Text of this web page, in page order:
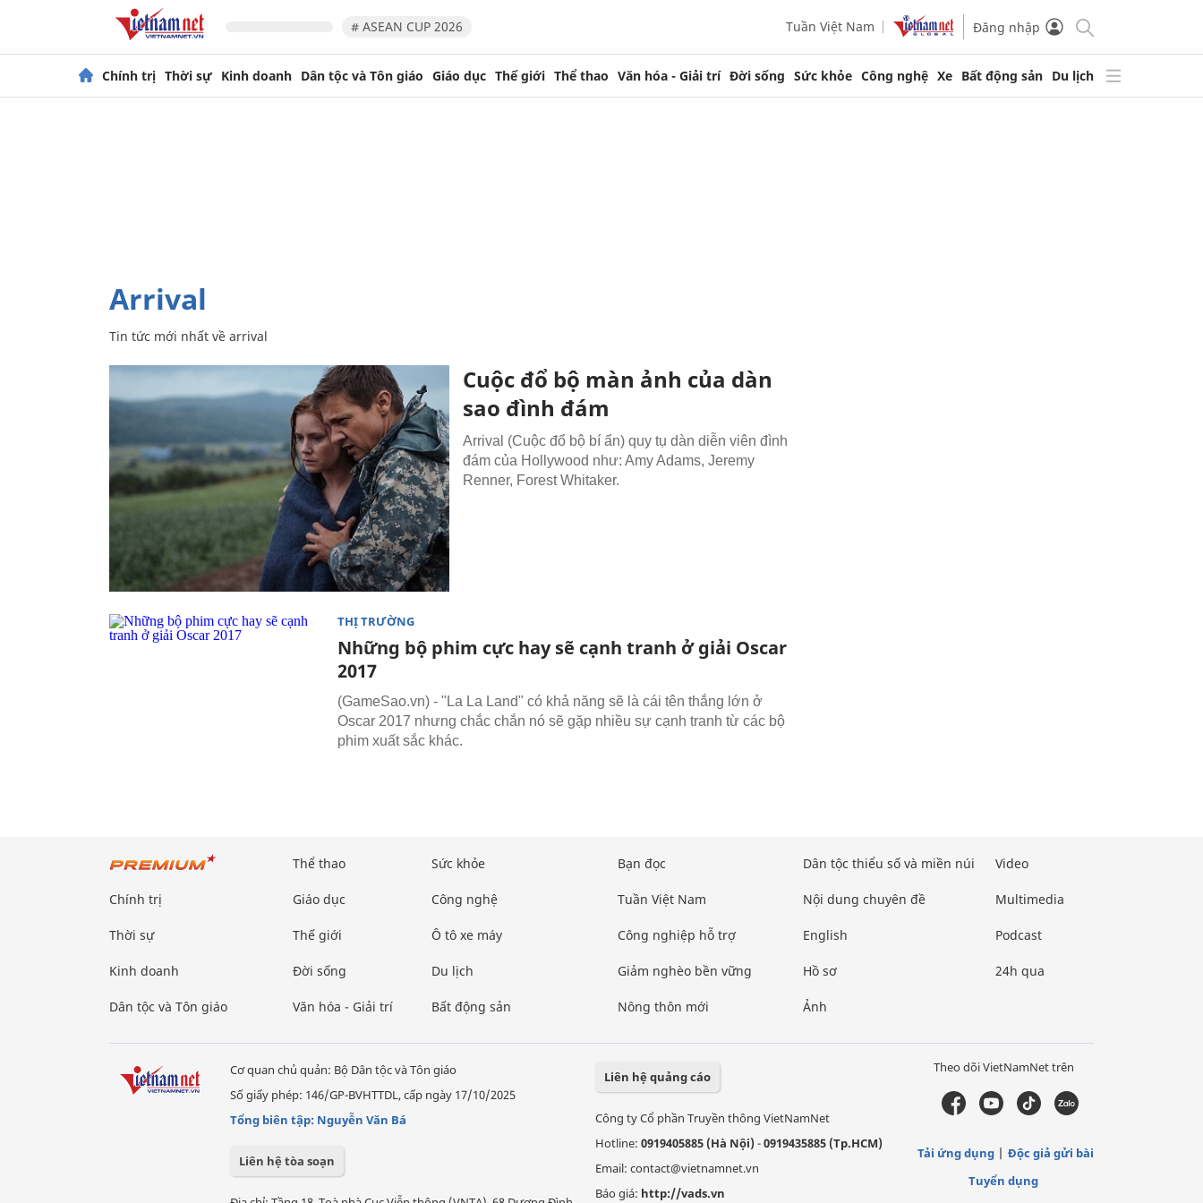
# ASEAN CUP 2026 Tuần Việt Nam Đăng nhập
Chính trị Thời sự Kinh doanh Dân tộc và Tôn giáo Giáo dục Thế giới Thể thao Văn hóa - Giải trí Đời sống Sức khỏe Công nghệ Xe Bất động sản Du lịch
arrival
Tin tức mới nhất về arrival
Cuộc đổ bộ màn ảnh của dàn
sao đình đám
Arrival (Cuộc đổ bộ bí ẩn) quy tụ dàn diễn viên đình
đám của Hollywood như: Amy Adams, Jeremy
Renner, Forest Whitaker.
THỊ TRƯỜNG
Những bộ phim cực hay sẽ cạnh tranh ở giải Oscar
2017
(GameSao.vn) - "La La Land" có khả năng sẽ là cái tên thắng lớn ở
Oscar 2017 nhưng chắc chắn nó sẽ gặp nhiều sự cạnh tranh từ các bộ
phim xuất sắc khác.
Chính trị
Thời sự
Kinh doanh
Dân tộc và Tôn giáo
Thể thao
Giáo dục
Thế giới
Đời sống
Văn hóa - Giải trí
Sức khỏe
Công nghệ
Ô tô xe máy
Du lịch
Bất động sản
Bạn đọc
Tuần Việt Nam
Công nghiệp hỗ trợ
Giảm nghèo bền vững
Nông thôn mới
Dân tộc thiểu số và miền núi
Nội dung chuyên đề
English
Hồ sơ
Ảnh
Video
Multimedia
Podcast
24h qua
Cơ quan chủ quản: Bộ Dân tộc và Tôn giáo
Số giấy phép: 146/GP-BVHTTDL, cấp ngày 17/10/2025
Tổng biên tập: Nguyễn Văn Bá
Liên hệ tòa soạn
Liên hệ quảng cáo
Công ty Cổ phần Truyền thông VietNamNet
Hotline: 0919405885 (Hà Nội)-0919435885 (Tp.HCM)
Email: contact@vietnamnet.vn
Báo giá: http://vads.vn
Theo dõi VietNamNet trên
Tải ứng dụng
Độc giả gửi bài
Tuyển dụng